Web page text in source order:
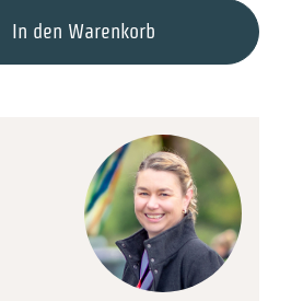
gewünschten Wert ein
In den Warenkorb